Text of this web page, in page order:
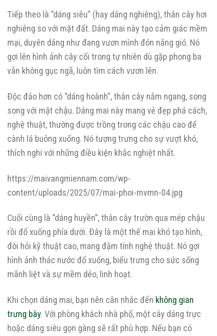
Tiếp theo là “dáng siêu” (hay dáng nghiêng), thân cây hơi
nghiêng so với mặt đất. Dáng mai này tạo cảm giác mềm
mại, duyên dáng như đang vươn mình đón nắng gió. Nó
gợi lên hình ảnh cây cối trong tự nhiên dù gặp phong ba
vẫn không gục ngã, luôn tìm cách vươn lên.
Độc đáo hơn có “dáng hoành”, thân cây nằm ngang, song
song với mặt chậu. Dáng mai này mang vẻ đẹp phá cách,
nghệ thuật, thường được trồng trong các chậu cao để
cành lá buông xuống. Nó tượng trưng cho sự vượt khó,
thích nghi với những điều kiện khắc nghiệt nhất.
https://maivangmiennam.com/wp-
content/uploads/2025/07/mai-phoi-mvmn-04.jpg
Cuối cùng là “dáng huyền”, thân cây trườn qua mép chậu
rồi đổ xuống phía dưới. Đây là một thế mai khó tạo hình,
đòi hỏi kỹ thuật cao, mang đậm tính nghệ thuật. Nó gợi
hình ảnh thác nước đổ xuống, biểu trưng cho sức sống
mãnh liệt và sự mềm dẻo, linh hoạt.
Khi chọn dáng mai, bạn nên cân nhắc đến không gian
trưng bày. Với phòng khách nhà phố, một cây dáng trực
hoặc dáng siêu gọn gàng sẽ rất phù hợp. Nếu bạn có